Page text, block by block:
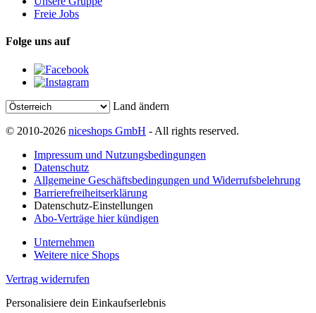
Freie Jobs
Folge uns auf
Land ändern
© 2010-2026 niceshops GmbH - All rights reserved.
Impressum und Nutzungsbedingungen
Datenschutz
Allgemeine Geschäftsbedingungen und Widerrufsbelehrung
Barrierefreiheitserklärung
Datenschutz-Einstellungen
Abo-Verträge hier kündigen
Unternehmen
Weitere nice Shops
Vertrag widerrufen
Personalisiere dein Einkaufserlebnis